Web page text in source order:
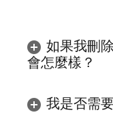
如果我刪除
會怎麼樣？
我是否需